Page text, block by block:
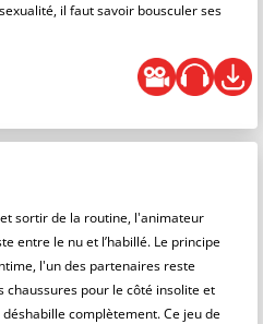
il faut savoir bousculer ses
sortir de la routine, l'animateur
entre le nu et l’habillé. Le principe
l'un des partenaires reste
pour le côté insolite et
complètement. Ce jeu de